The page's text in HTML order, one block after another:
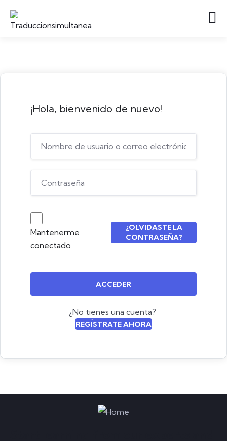
¡Hola, bienvenido de nuevo!
Mantenerme
conectado
¿OLVIDASTE LA
CONTRASEÑA?
ACCEDER
¿No tienes una cuenta?
REGÍSTRATE AHORA